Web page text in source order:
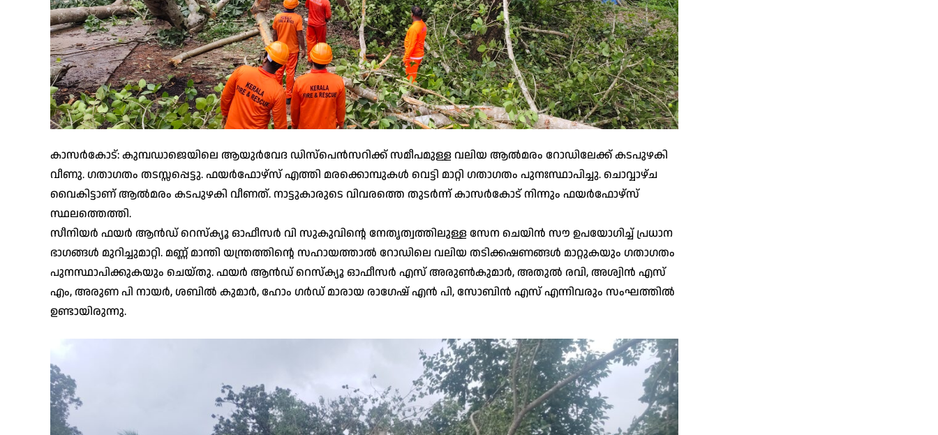
കാസർകോട്: കുമ്പഡാജെയിലെ ആയുർവേദ ഡിസ്പെൻസറിക്ക് സമീപമുള്ള വലിയ ആൽമരം റോഡിലേക്ക് കടപുഴകി
വീണു. ഗതാഗതം തടസ്സപ്പെട്ടു. ഫയർഫോഴ്സ് എത്തി മരക്കൊമ്പുകൾ വെട്ടി മാറ്റി ഗതാഗതം പുനഃസ്ഥാപിച്ചു. ചൊവ്വാഴ്ച
വൈകിട്ടാണ് ആൽമരം കടപുഴകി വീണത്. നാട്ടുകാരുടെ വിവരത്തെ തുടർന്ന് കാസർകോട് നിന്നും ഫയർഫോഴ്സ്
സ്ഥലത്തെത്തി.
സീനിയർ ഫയർ ആൻഡ് റെസ്ക്യൂ ഓഫീസർ വി സുകുവിന്റെ നേതൃത്വത്തിലുള്ള സേന ചെയിൻ സൗ ഉപയോഗിച്ച് പ്രധാന
ഭാഗങ്ങൾ മുറിച്ചുമാറ്റി. മണ്ണ് മാന്തി യന്ത്രത്തിന്റെ സഹായത്താൽ റോഡിലെ വലിയ തടിക്കഷണങ്ങൾ മാറ്റുകയും ഗതാഗതം
പുനസ്ഥാപിക്കുകയും ചെയ്തു. ഫയർ ആൻഡ് റെസ്ക്യൂ ഓഫീസർ എസ് അരുൺകുമാർ, അതുൽ രവി, അശ്വിൻ എസ്
എം, അരുണ പി നായർ, ശബിൽ കുമാർ, ഹോം ഗർഡ് മാരായ രാഗേഷ് എൻ പി, സോബിൻ എസ് എന്നിവരും സംഘത്തിൽ
ഉണ്ടായിരുന്നു.